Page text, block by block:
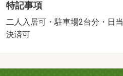
Ｖインターホン／室内洗濯置／
洗浄便座／洗面所独立／駐輪場
要／駐車場１台無料／駐車２台
パンガス／南面バルコニー／敷
特記事項
二人入居可・駐車場2台分・日
決済可